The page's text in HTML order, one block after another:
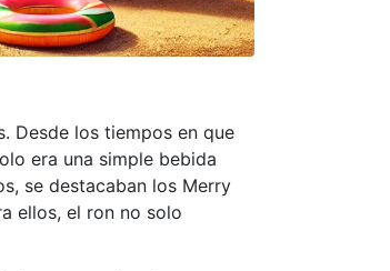
Desde los tiempos en que
era una simple bebida
se destacaban los Merry
ellos, el ron no solo